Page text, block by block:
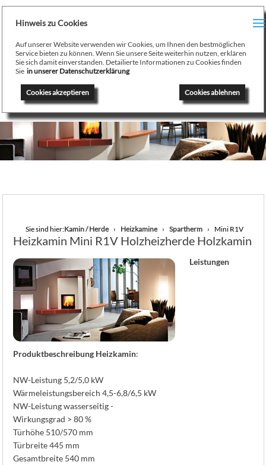
/
Hinweis zu Cookies
Auf unserer Website verwenden wir Cookies, um Ihnen den bestmöglichen
Service bieten zu können. Wenn Sie unsere Seite weiterhin nutzen, erklären
Sie sich damit einverstanden. Detailierte Informationen zu Cookies finden
Sie in unserer Datenschutzerklärung
Cookies ablehnen
Cookies akzeptieren
August Stamminger
Beratung - Planung - Ausführung - Wartung - Reparatur
Ofenbau Kaminbau Gaskamine Kachelofen Heizkamine
Sie sind hier:Kamin / Herde Heizkamine Spartherm Mini R1V
Heizkamin Mini R1V Holzheizherde Holzkamin
Leistungen
Produktbeschreibung Heizkamin:
NW-Leistung 5,2/5,0 kW
Wärmeleistungsbereich 4,5-6,8/6,5 kW
NW-Leistung wasserseitig -
Wirkungsgrad > 80 %
Türhöhe 510/570 mm
Türbreite 445 mm
Gesamtbreite 540 mm